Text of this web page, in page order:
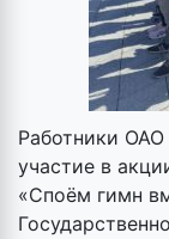
Работники
участие в
«Споём гимн